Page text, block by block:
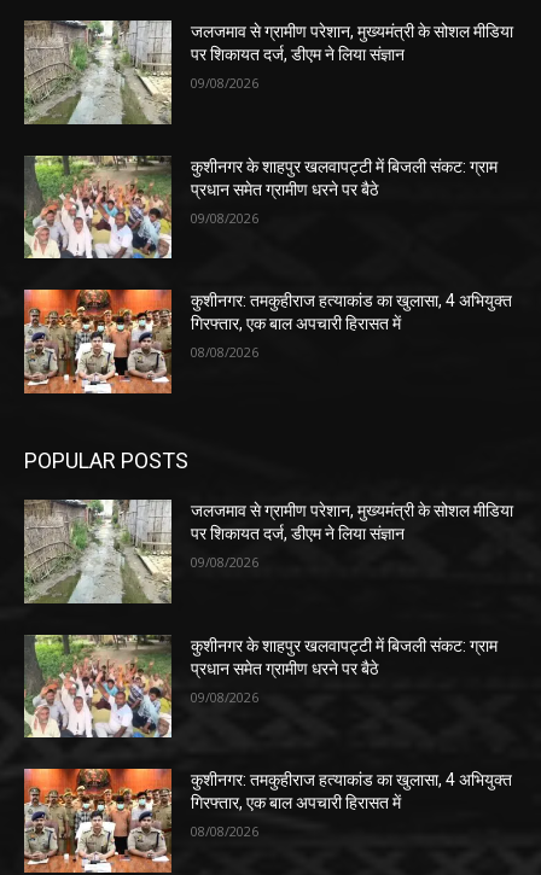
जलजमाव से ग्रामीण परेशान, मुख्यमंत्री के सोशल मीडिया
पर शिकायत दर्ज, डीएम ने लिया संज्ञान
09/08/2026
कुशीनगर के शाहपुर खलवापट्टी में बिजली संकट: ग्राम
प्रधान समेत ग्रामीण धरने पर बैठे
09/08/2026
कुशीनगर: तमकुहीराज हत्याकांड का खुलासा, 4 अभियुक्त
गिरफ्तार, एक बाल अपचारी हिरासत में
08/08/2026
POPULAR POSTS
जलजमाव से ग्रामीण परेशान, मुख्यमंत्री के सोशल मीडिया
पर शिकायत दर्ज, डीएम ने लिया संज्ञान
09/08/2026
कुशीनगर के शाहपुर खलवापट्टी में बिजली संकट: ग्राम
प्रधान समेत ग्रामीण धरने पर बैठे
09/08/2026
कुशीनगर: तमकुहीराज हत्याकांड का खुलासा, 4 अभियुक्त
गिरफ्तार, एक बाल अपचारी हिरासत में
08/08/2026